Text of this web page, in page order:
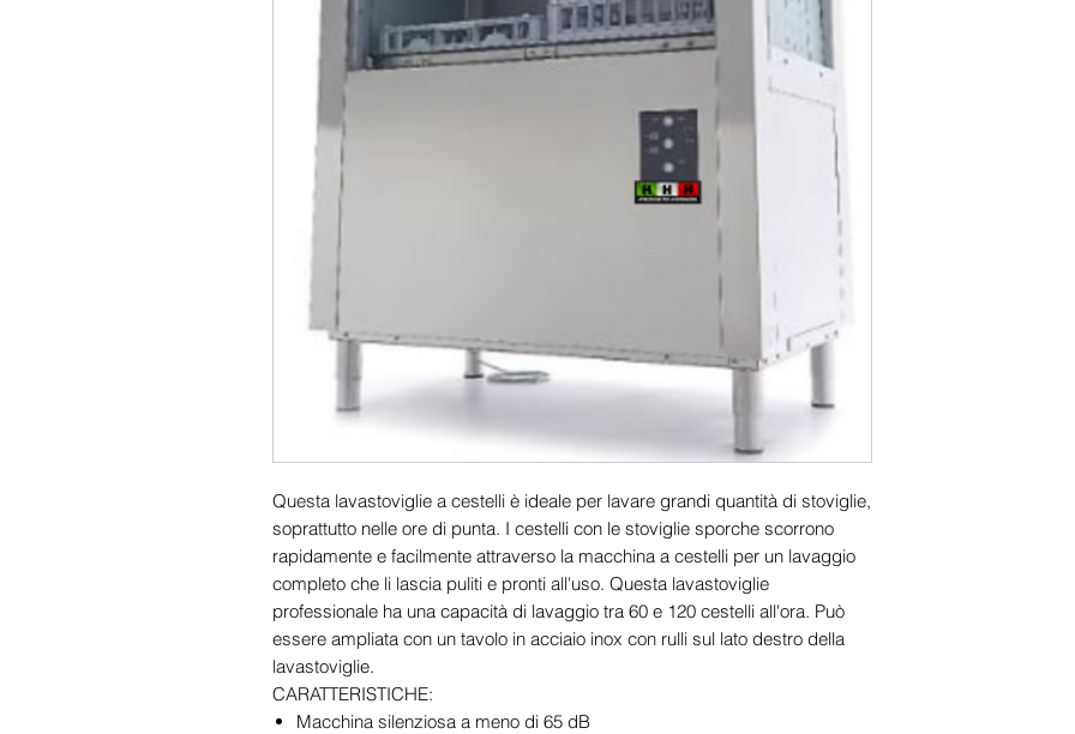
Questa lavastoviglie a cestelli è ideale per lavare grandi quantità di stoviglie,
soprattutto nelle ore di punta. I cestelli con le stoviglie sporche scorrono
rapidamente e facilmente attraverso la macchina a cestelli per un lavaggio
completo che li lascia puliti e pronti all'uso. Questa lavastoviglie
professionale ha una capacità di lavaggio tra 60 e 120 cestelli all'ora. Può
essere ampliata con un tavolo in acciaio inox con rulli sul lato destro della
lavastoviglie.
CARATTERISTICHE:
Macchina silenziosa a meno di 65 dB